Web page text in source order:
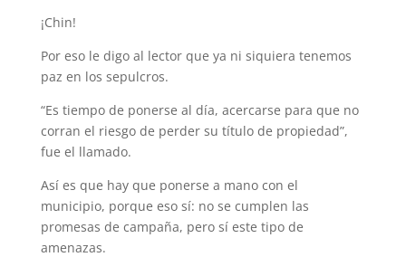
¡Chin!
Por eso le digo al lector que ya ni siquiera tenemos
paz en los sepulcros.
“Es tiempo de ponerse al día, acercarse para que no
corran el riesgo de perder su título de propiedad”,
fue el llamado.
Así es que hay que ponerse a mano con el
municipio, porque eso sí: no se cumplen las
promesas de campaña, pero sí este tipo de
amenazas.